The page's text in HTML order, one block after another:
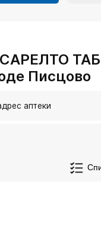
Писцово